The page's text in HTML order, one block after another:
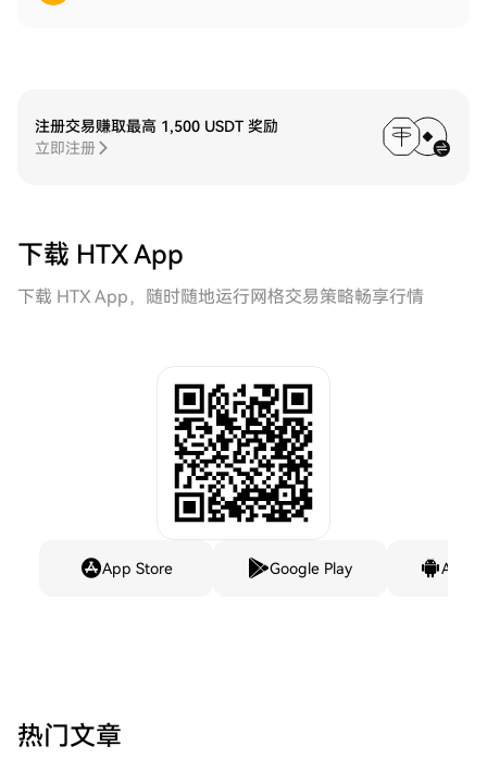
注册交易赚取最高 1,500 USDT 奖励
立即注册
下载 HTX App
下载 HTX App，随时随地运行网格交易策略畅享行情
App Store Google Play
热门文章